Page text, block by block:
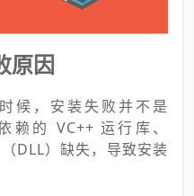
原因
候，安装失败并不是
赖的 VC++ 运行库、
DLL）缺失，导致安装